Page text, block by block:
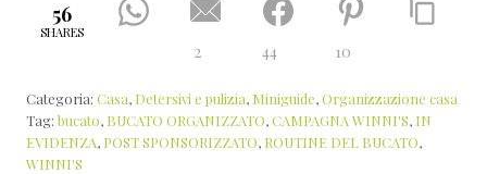
56
SHARES
2 44 10
Categoria: Casa, Detersivi e pulizia, Miniguide,Organizzazione casa
Tag: bucato, BUCATO ORGANIZZATO,CAMPAGNA WINNI'S, IN
EVIDENZA, POST SPONSORIZZATO, ROUTINE DEL BUCATO,
WINNI'S